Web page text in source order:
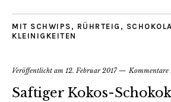
MIT SCHWIPS , RÜHRTEIG ,
LEINIGKEITEN
Veröffentlicht am 12. Februar 2017 Kommentare
Saftiger Kokos-